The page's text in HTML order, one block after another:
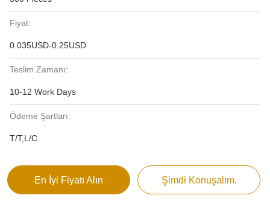
Fiyat:
0.035USD-0.25USD
Teslim Zamanı:
10-12 Work Days
Ödeme Şartları:
T/T,L/C
En İyi Fiyatı Alın Şimdi Konuşalım.